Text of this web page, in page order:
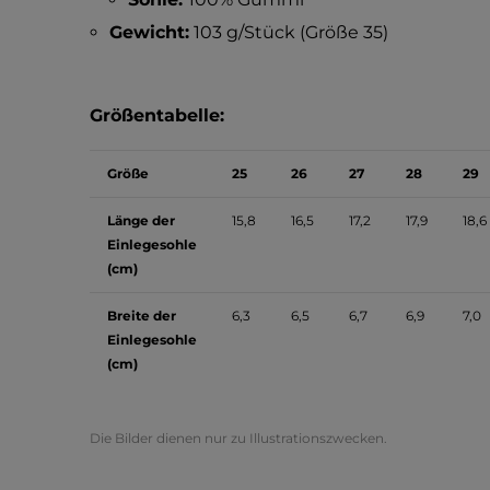
Gewicht:103 g/Stück (Größe 35)
Größentabelle:
Größe 25 26 27 28 29
Länge der
Einlegesohle
(cm)
15,8 16,5 17,2 17,9 18,6
Breite der
Einlegesohle
(cm)
6,3 6,5 6,7 6,9 7,0
Die Bilder dienen nur zu Illustrationszwecken.